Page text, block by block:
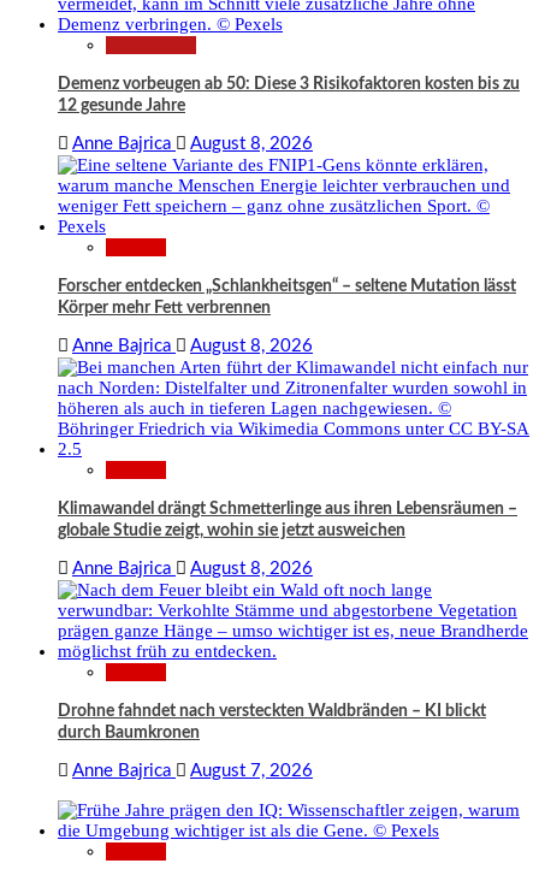
Demenz vorbeugen ab 50: Diese 3 Risikofaktoren kosten bis zu
12 gesunde Jahre
Anne Bajrica August 8, 2026
Forscher entdecken „Schlankheitsgen“ – seltene Mutation lässt
Körper mehr Fett verbrennen
Anne Bajrica August 8, 2026
Klimawandel drängt Schmetterlinge aus ihren Lebensräumen –
globale Studie zeigt, wohin sie jetzt ausweichen
Anne Bajrica August 8, 2026
Drohne fahndet nach versteckten Waldbränden – KI blickt
durch Baumkronen
Anne Bajrica August 7, 2026